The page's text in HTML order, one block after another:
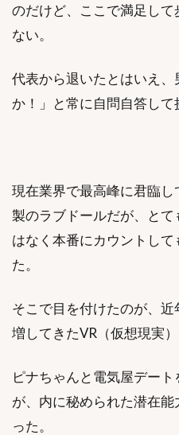
のだけど、ここで満足し
ない。
代表から退いたとはいえ
か！」と常に自問自答して
現在業界で最高峰に君臨
製のラブドールだが、と
はなく本番にカウントし
た。
そこで目を付けたのが、
増してきたVR（仮想現実）
ピナちゃんと電気屋デー
が、内に秘められた潜在
った。